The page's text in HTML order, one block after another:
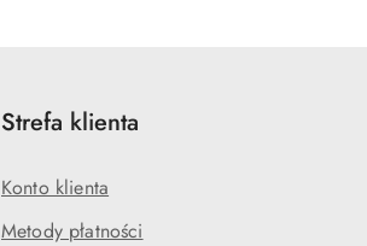
Strefa klienta
Konto klienta
Metody płatności